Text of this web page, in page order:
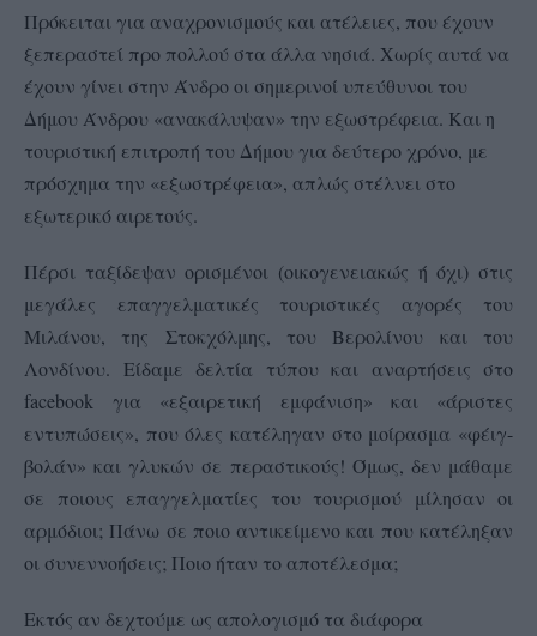
Πρόκειται για αναχρονισμούς και ατέλειες, που έχουν
ξεπεραστεί προ πολλού στα άλλα νησιά. Χωρίς αυτά να
έχουν γίνει στην Άνδρο οι σημερινοί υπεύθυνοι του
Δήμου Άνδρου «ανακάλυψαν» την εξωστρέφεια. Και η
τουριστική επιτροπή του Δήμου για δεύτερο χρόνο, με
πρόσχημα την «εξωστρέφεια», απλώς στέλνει στο
εξωτερικό αιρετούς.
Πέρσι ταξίδεψαν ορισμένοι (οικογενειακώς ή όχι) στις
μεγάλες επαγγελματικές τουριστικές αγορές του
Μιλάνου, της Στοκχόλμης, του Βερολίνου και του
Λονδίνου. Είδαμε δελτία τύπου και αναρτήσεις στο
facebook για «εξαιρετική εμφάνιση» και «άριστες
εντυπώσεις», που όλες κατέληγαν στο μοίρασμα «φέιγ-
βολάν» και γλυκών σε περαστικούς! Όμως, δεν μάθαμε
σε ποιους επαγγελματίες του τουρισμού μίλησαν οι
αρμόδιοι; Πάνω σε ποιο αντικείμενο και που κατέληξαν
οι συνεννοήσεις; Ποιο ήταν το αποτέλεσμα;
Εκτός αν δεχτούμε ως απολογισμό τα διάφορα